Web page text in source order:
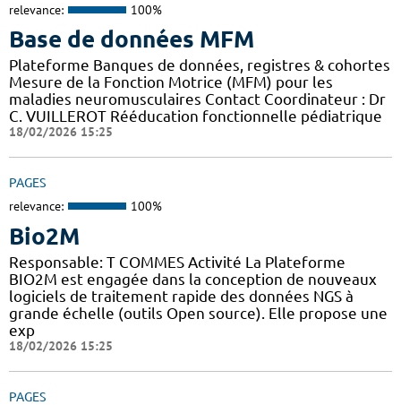
relevance: 100%
Base de données MFM
Plateforme Banques de données, registres & cohortes
Mesure de la Fonction Motrice (MFM) pour les
maladies neuromusculaires Contact Coordinateur : Dr
C. VUILLEROT Rééducation fonctionnelle pédiatrique
18/02/2026 15:25
PAGES
relevance: 100%
Bio2M
Responsable: T COMMES Activité La Plateforme
BIO2M est engagée dans la conception de nouveaux
logiciels de traitement rapide des données NGS à
grande échelle (outils Open source). Elle propose une
exp
18/02/2026 15:25
PAGES